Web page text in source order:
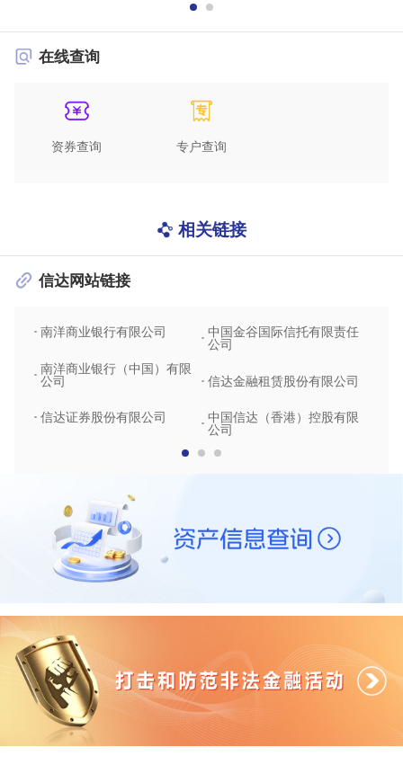
在线查询
资券查询 专户查询
相关链接
信达网站链接
南洋商业银行有限公司
南洋商业银行（中国）有限
公司
信达证券股份有限公司
中国金谷国际信托有限责任
公司
信达金融租赁股份有限公司
中国信达（香港）控股有限
公司